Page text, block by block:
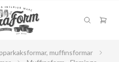
muffinsformar